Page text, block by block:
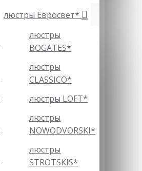
люстры Евросвет*
люстры
BOGATES*
люстры
CLASSICO*
люстры LOFT*
люстры
NOWODVORSKI*
люстры
STROTSKIS*